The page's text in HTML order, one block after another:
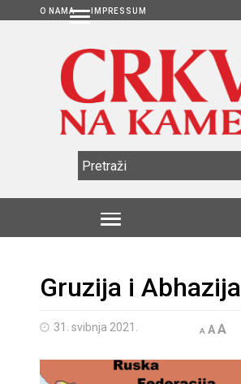
O NAMA IMPRESSUM
Gruzija i Abhazija
31. svibnja 2021. A AA